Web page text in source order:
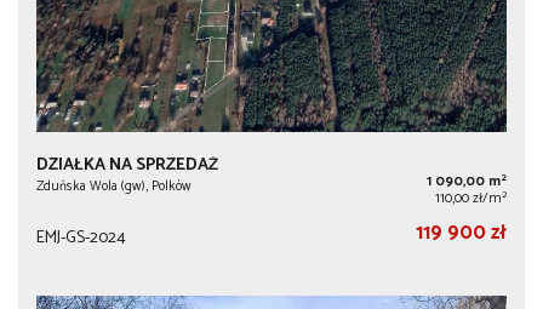
DZIAŁKA NA SPRZEDAŻ
Zduńska Wola (gw), Polków 1 090,00 m2
110,00 zł/m2
EMJ-GS-2024 119 900 zł